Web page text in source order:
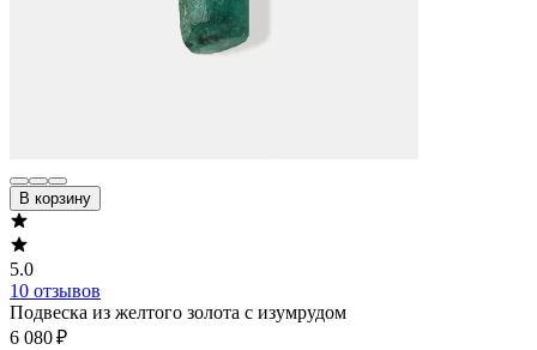
В корзину
5.0
10 отзывов
Подвеска из желтого золота с изумрудом
6 080 ₽